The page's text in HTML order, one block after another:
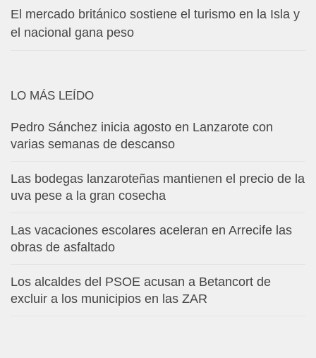
El mercado británico sostiene el turismo en la Isla y
el nacional gana peso
LO MÁS LEÍDO
Pedro Sánchez inicia agosto en Lanzarote con
varias semanas de descanso
Las bodegas lanzaroteñas mantienen el precio de la
uva pese a la gran cosecha
Las vacaciones escolares aceleran en Arrecife las
obras de asfaltado
Los alcaldes del PSOE acusan a Betancort de
excluir a los municipios en las ZAR